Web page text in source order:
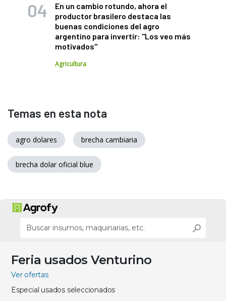
En un cambio rotundo, ahora el
productor brasilero destaca las
buenas condiciones del agro
argentino para invertir: "Los veo más
motivados"
Agricultura
Temas en esta nota
agro dolares brecha cambiaria
brecha dolar oficial blue
Feria usados Venturino
Ver ofertas
Especial usados seleccionados